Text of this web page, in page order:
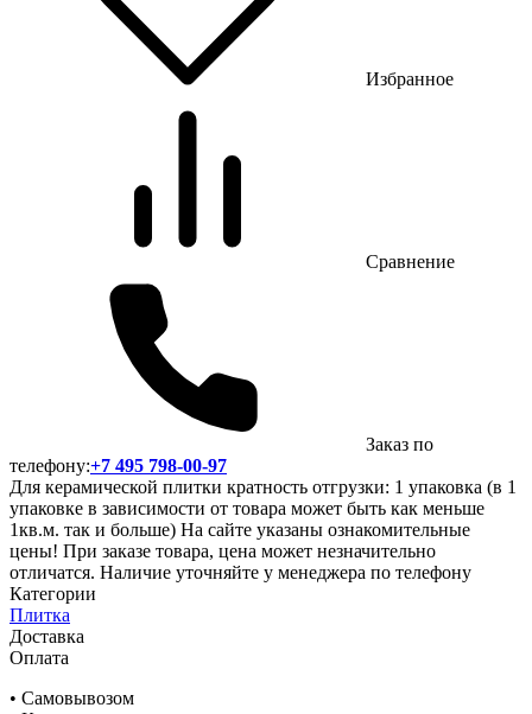
Избранное
Сравнение
Заказ по
телефону:+7 495 798-00-97
Для керамической плитки кратность отгрузки: 1 упаковка (в 1
упаковке в зависимости от товара может быть как меньше
1кв.м. так и больше) На сайте указаны ознакомительные
цены! При заказе товара, цена может незначительно
отличатся. Наличие уточняйте у менеджера по телефону
Категории
Плитка
Доставка
Оплата
• Самовывозом